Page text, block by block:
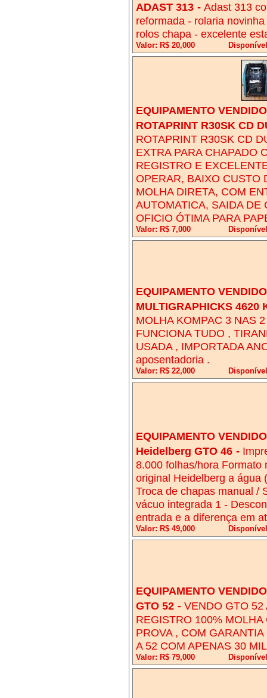
ADAST 313 - Adast 313
reformada - rolaria
rolos chapa - excelente
Valor: R$ 20,000
EQUIPAMENTO
ROTAPRINT R30SK CD
ROTAPRINT R30SK CD
EXTRA PARA CHAPADO
REGISTRO E
OPERAR, BAIXO CUSTO
MOLHA DIRETA, COM
AUTOMATICA, SAIDA DE
OFICIO ÓTIMA PARA
Valor: R$ 7,000
EQUIPAMENTO
MULTIGRAPHICKS 4620
MOLHA KOMPAC 3 NAS
FUNCIONA TUDO ,
USADA , IMPORTADA
aposentadoria .
Valor: R$ 22,000
EQUIPAMENTO
Heidelberg GTO 46 -
8.000 folhas/hora Formato
original Heidelberg a água
Troca de chapas manual /
vácuo integrada 1 -
entrada e a diferença em
Valor: R$ 49,000
EQUIPAMENTO
GTO 52 - VENDO GTO 52
REGISTRO 100%
PROVA , COM
A 52 COM APENAS 30
Valor: R$ 79,000